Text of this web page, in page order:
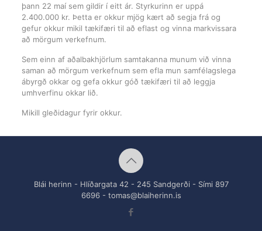
þann 22 maí sem gildir í eitt ár. Styrkurinn er uppá
2.400.000 kr. Þetta er okkur mjög kært að segja frá og
gefur okkur mikil tækifæri til að eflast og vinna markvissara
að mörgum verkefnum.
Sem einn af aðalbakhjörlum samtakanna munum við vinna
saman að mörgum verkefnum sem efla mun samfélagslega
ábyrgð okkar og gefa okkur góð tækifæri til að leggja
umhverfinu okkar lið.
Mikill gleðidagur fyrir okkur.
Blái herinn - Hlíðargata 42 - 245 Sandgerði - Sími 897
6696 - tomas@blaiherinn.is